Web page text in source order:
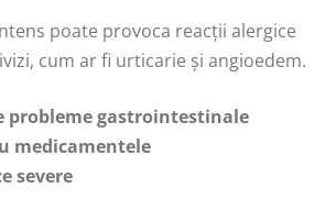
poate provoca reacții alergice
cum ar fi urticarie și angioedem.
probleme gastrointestinale
medicamentele
severe